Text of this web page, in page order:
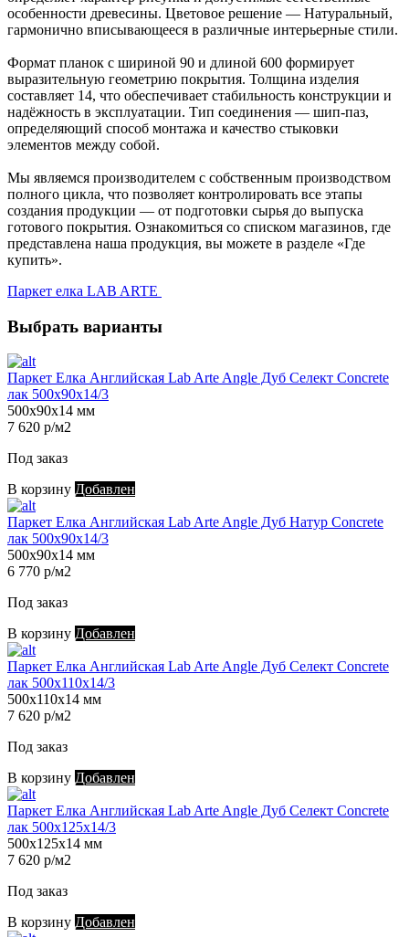
особенности древесины. Цветовое решение — Натуральный,
гармонично вписывающееся в различные интерьерные стили.
Формат планок с шириной 90 и длиной 600 формирует
выразительную геометрию покрытия. Толщина изделия
составляет 14, что обеспечивает стабильность конструкции и
надёжность в эксплуатации. Тип соединения — шип-паз,
определяющий способ монтажа и качество стыковки
элементов между собой.
Мы являемся производителем с собственным производством
полного цикла, что позволяет контролировать все этапы
создания продукции — от подготовки сырья до выпуска
готового покрытия. Ознакомиться со списком магазинов, где
представлена наша продукция, вы можете в разделе «Где
купить».
Паркет елка LAB ARTE
Выбрать варианты
Паркет Елка Английская Lab Arte Angle Дуб Селект Concrete
лак 500х90х14/3
500х90х14 мм
7 620 р/м2
Под заказ
В корзину Добавлен
Паркет Елка Английская Lab Arte Angle Дуб Натур Concrete
лак 500х90х14/3
500х90х14 мм
6 770 р/м2
Под заказ
В корзину Добавлен
Паркет Елка Английская Lab Arte Angle Дуб Селект Concrete
лак 500х110х14/3
500х110х14 мм
7 620 р/м2
Под заказ
В корзину Добавлен
Паркет Елка Английская Lab Arte Angle Дуб Селект Concrete
лак 500х125х14/3
500х125х14 мм
7 620 р/м2
Под заказ
В корзину Добавлен